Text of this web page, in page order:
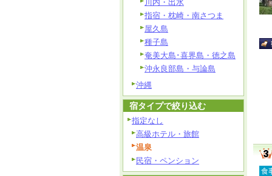
食
川内・出水
指宿・枕崎・南さつま
屋久島
種子島
奄美大島･喜界島・徳之島
沖永良部島・与論島
沖縄
宿タイプで絞り込む
指定なし
高級ホテル・旅館
温泉
民宿・ペンション